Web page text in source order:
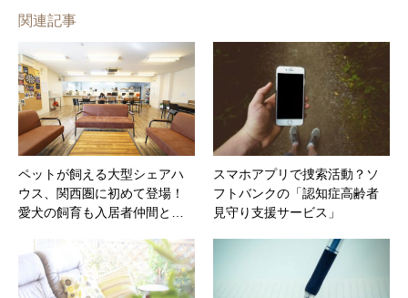
関連記事
ペットが飼える大型シェアハ
ウス、関西圏に初めて登場！
愛犬の飼育も入居者仲間と…
スマホアプリで捜索活動？ソ
フトバンクの「認知症高齢者
見守り支援サービス」